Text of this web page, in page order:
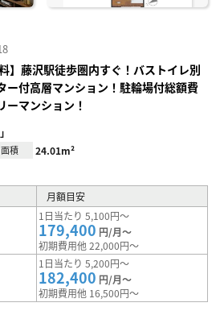
】藤沢駅徒歩圏内すぐ！バストイレ別
ー付高層マンション！駐輪場付総額費
ーマンション！
面積 24.01m²
月額目安
1日当たり 5,100円～
179,400 円/月～
初期費用他 22,000円～
1日当たり 5,200円～
182,400 円/月～
初期費用他 16,500円～